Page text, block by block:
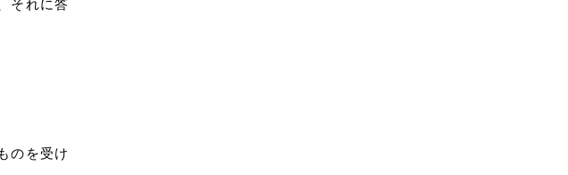
それに答
のを受け